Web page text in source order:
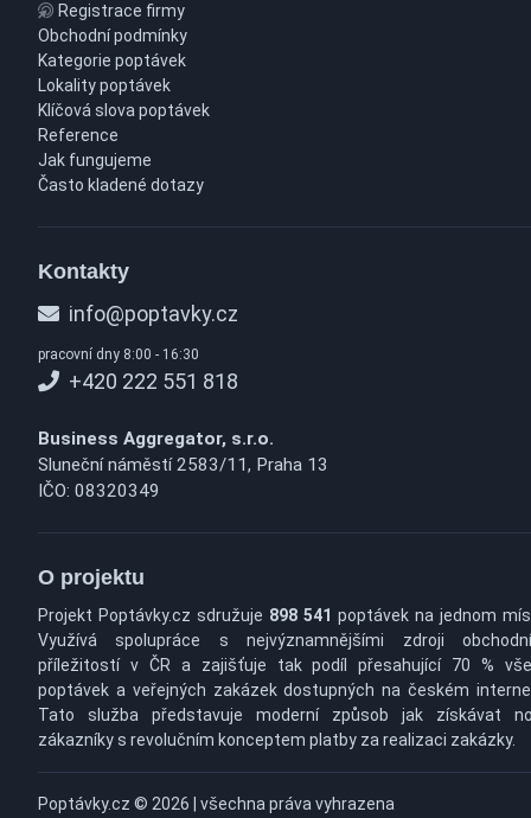
Registrace firmy
Obchodní podmínky
Kategorie poptávek
Lokality poptávek
Klíčová slova poptávek
Reference
Jak fungujeme
Často kladené dotazy
Kontakty
info@poptavky.cz
pracovní dny 8:00 - 16:30
+420 222 551 818
Business Aggregator, s.r.o.
Sluneční náměstí 2583/11, Praha 13
IČO: 08320349
O projektu
Projekt Poptávky.cz sdružuje 898 541 poptávek na jednom
Využívá spolupráce s nejvýznamnějšími zdroji
příležitostí v ČR a zajišťuje tak podíl přesahující 70 %
poptávek a veřejných zakázek dostupných na českém
Tato služba představuje moderní způsob jak získávat
zákazníky s revolučním konceptem platby za realizaci zakázky.
Poptávky.cz © 2026 | všechna práva vyhrazena